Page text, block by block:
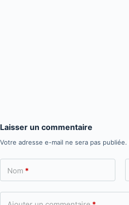
Laisser un commentaire
Votre adresse e-mail ne sera pas publiée.
Nom *